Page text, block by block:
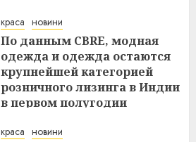
краса новини
По данным CBRE, модная
одежда и одежда остаются
крупнейшей категорией
розничного лизинга в Индии
в первом полугодии
краса новини